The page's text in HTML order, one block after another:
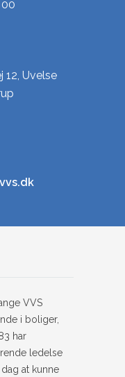
12, Uvelse
VVS
i boliger,
har
ledelse
at kunne